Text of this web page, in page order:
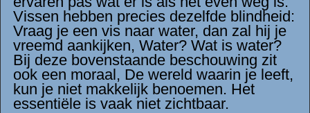
Vissen hebben precies dezelfde blindheid:
Vraag je een vis naar water, dan zal hij je
vreemd aankijken, Water? Wat is water?
Bij deze bovenstaande beschouwing zit
ook een moraal, De wereld waarin je leeft,
kun je niet makkelijk benoemen. Het
essentiële is vaak niet zichtbaar.